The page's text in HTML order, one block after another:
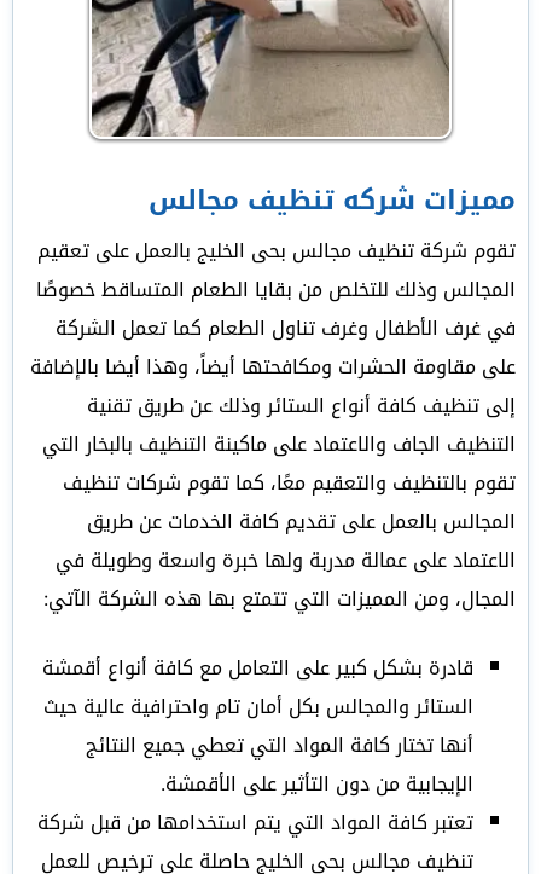
مميزات شركه تنظيف مجالس
تقوم شركة تنظيف مجالس بحى الخليج بالعمل على تعقيم
المجالس وذلك للتخلص من بقايا الطعام المتساقط خصوصًا
في غرف الأطفال وغرف تناول الطعام كما تعمل الشركة
على مقاومة الحشرات ومكافحتها أيضاً، وهذا أيضا بالإضافة
إلى تنظيف كافة أنواع الستائر وذلك عن طريق تقنية
التنظيف الجاف والاعتماد على ماكينة التنظيف بالبخار التي
تقوم بالتنظيف والتعقيم معًا، كما تقوم شركات تنظيف
المجالس بالعمل على تقديم كافة الخدمات عن طريق
الاعتماد على عمالة مدربة ولها خبرة واسعة وطويلة في
المجال، ومن المميزات التي تتمتع بها هذه الشركة الآتي:
قادرة بشكل كبير على التعامل مع كافة أنواع أقمشة
الستائر والمجالس بكل أمان تام واحترافية عالية حيث
أنها تختار كافة المواد التي تعطي جميع النتائج
الإيجابية من دون التأثير على الأقمشة.
تعتبر كافة المواد التي يتم استخدامها من قبل شركة
تنظيف مجالس بحى الخليج حاصلة على ترخيص للعمل